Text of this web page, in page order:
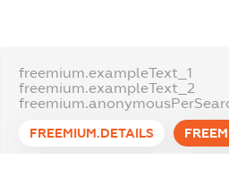
freemium.exampleText_1
freemium.exampleText_2
FREEMIUM.DETAILS